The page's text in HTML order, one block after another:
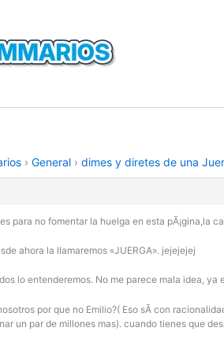
› General › dimes y diretes de una
para no fomentar la huelga en esta pÃ¡gina,la
ahora la llamaremos «JUERGA». jejejejej
lo entenderemos. No me parece mala idea,
por que no Emilio?( Eso sÃ­ con
un par de millones mas). cuando tienes que